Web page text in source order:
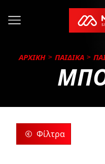
ΑΡΧΙΚΗ ΠΑΙΔΙΚΑ
Φίλτρα